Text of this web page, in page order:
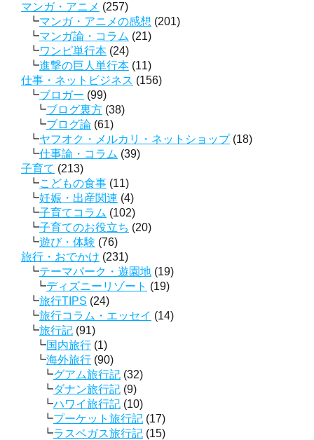
マンガ・アニメ (257)
マンガ・アニメの感想 (201)
マンガ論・コラム (21)
ワンピ単行本 (24)
進撃の巨人単行本 (11)
仕事・ネットビジネス (156)
ブロガー (99)
ブログ裏方 (38)
ブログ論 (61)
ヤフオク・メルカリ・ネットショップ(18)
仕事論・コラム (39)
子育て (213)
こどもの食事 (11)
妊娠・出産関連 (4)
子育てコラム (102)
子育てのお役立ち (20)
遊び・体験 (76)
旅行・おでかけ (231)
テーマパーク・遊園地 (19)
ディズニーリゾート (19)
旅行TIPS (24)
旅行コラム・エッセイ (14)
旅行記 (91)
国内旅行 (1)
海外旅行 (90)
グアム旅行記 (32)
ダナン旅行記 (9)
ハワイ旅行記 (10)
プーケット旅行記 (17)
ラスベガス旅行記 (15)